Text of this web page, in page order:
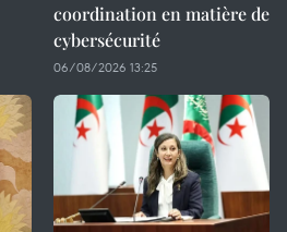
coordination en matière de
cybersécurité
06/08/2026 13:25